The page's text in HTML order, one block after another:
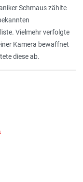
Schmaus zählte
Vielmehr verfolgte
Kamera bewaffnet
diese ab.